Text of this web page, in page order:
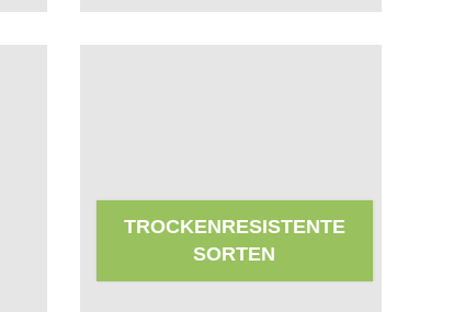
TROCKENRESISTENTE
SORTEN